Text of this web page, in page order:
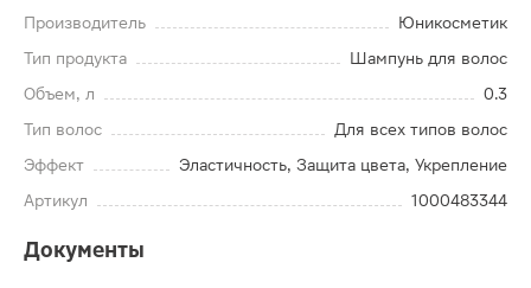
Производитель
Юникосметик
Тип продукта
Шампунь для волос
Объем, л
0.3
Тип волос
Для всех типов волос
Эффект
Эластичность, Защита цвета, Укрепление
Артикул
1000483344
Документы